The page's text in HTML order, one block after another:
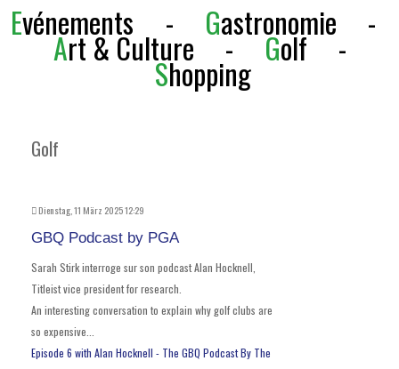
Evénements - Gastronomie -
Art & Culture -Golf-
Shopping
Golf
Dienstag, 11 März 2025 12:29
GBQ Podcast by PGA
Sarah Stirk interroge sur son podcast Alan Hocknell,
Titleist vice president for research.
An interesting conversation to explain why golf clubs are
so expensive...
Episode 6 with Alan Hocknell - The GBQ Podcast By The